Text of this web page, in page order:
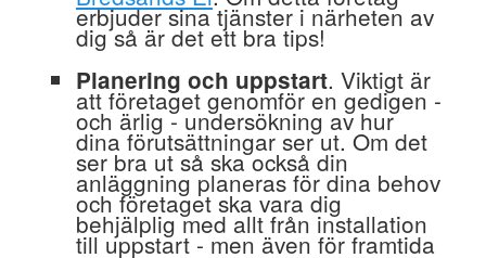
erbjuder sina tjänster i närheten av
dig så är det ett bra tips!
Planering och uppstart. Viktigt är
att företaget genomför en gedigen -
och ärlig - undersökning av hur
dina förutsättningar ser ut. Om det
ser bra ut så ska också din
anläggning planeras för dina behov
och företaget ska vara dig
behjälplig med allt från installation
till uppstart - men även för framtida